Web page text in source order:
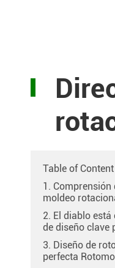
Table of Content
1.
moldeo
2. El diablo
de diseño clave
3. Diseño de
perfecta